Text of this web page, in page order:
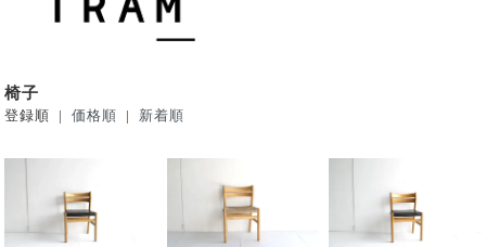
椅子
登録順 |価格順 | 新着順